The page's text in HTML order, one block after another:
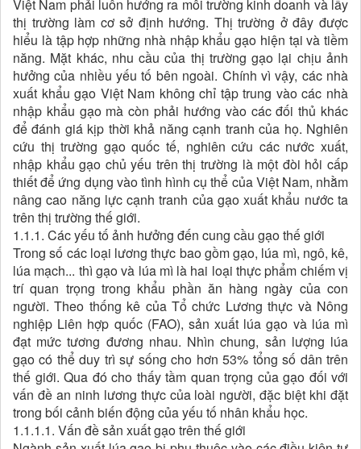
Việt Nam phải luôn hướng ra môi trường kinh doanh và lấy
thị trường làm cơ sở định hướng. Thị trường ở đây được
hiểu là tập hợp những nhà nhập khẩu gạo hiện tại và tiềm
năng. Mặt khác, nhu cầu của thị trường gạo lại chịu ảnh
hưởng của nhiều yếu tố bên ngoài. Chính vì vậy, các nhà
xuất khẩu gạo Việt Nam không chỉ tập trung vào các nhà
nhập khẩu gạo mà còn phải hướng vào các đối thủ khác
để đánh giá kịp thời khả năng cạnh tranh của họ. Nghiên
cứu thị trường gạo quốc tế, nghiên cứu các nước xuất,
nhập khẩu gạo chủ yếu trên thị trường là một đòi hỏi cấp
thiết để ứng dụng vào tình hình cụ thể của Việt Nam, nhằm
nâng cao năng lực cạnh tranh của gạo xuất khẩu nước ta
trên thị trường thế giới.
1.1.1. Các yếu tố ảnh hưởng đến cung cầu gạo thế giới
Trong số các loại lương thực bao gồm gạo, lúa mì, ngô, kê,
lúa mạch... thì gạo và lúa mì là hai loại thực phẩm chiếm vị
trí quan trọng trong khẩu phần ăn hàng ngày của con
người. Theo thống kê của Tổ chức Lương thực và Nông
nghiệp Liên hợp quốc (FAO), sản xuất lúa gạo và lúa mì
đạt mức tương đương nhau. Nhìn chung, sản lượng lúa
gạo có thể duy trì sự sống cho hơn 53% tổng số dân trên
thế giới. Qua đó cho thấy tầm quan trọng của gạo đối với
vấn đề an ninh lương thực của loài người, đặc biệt khi đặt
trong bối cảnh biến động của yếu tố nhân khẩu học.
1.1.1.1. Vấn đề sản xuất gạo trên thế giới